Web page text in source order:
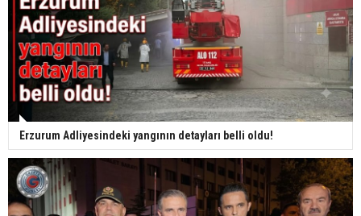
Erzurum Adliyesindeki yangının detayları belli oldu!